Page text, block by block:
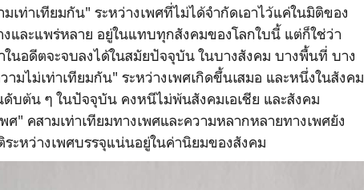
ท่าเทียมกัน" ระหว่างเพศที่ไม่ได้จำกัดเอาไว้แค่ในมิติของ
และแพร่หลาย อยู่ในแทบทุกสังคมของโลกใบนี้ แต่ก็ใช่ว่า
นอดีตจะจบลงได้ในสมัยปัจจุบัน ในบางสังคม บางพื้นที่ บาง
ามไม่เท่าเทียมกัน" ระหว่างเพศเกิดขึ้นเสมอ และหนึ่งในสังคม
ดับต้น ๆ ในปัจจุบัน คงหนีไม่พ้นสังคมเอเชีย และสังคม
" คสามเท่าเทียมทางเพศและความหลากหลายทางเพศยัง
ะหว่างเพศบรรจุแน่นอยู่ในค่านิยมของสังคม